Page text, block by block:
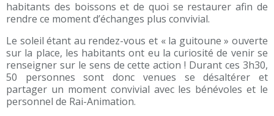
habitants des boissons et de quoi se restaurer afin de
rendre ce moment d’échanges plus convivial.
Le soleil étant au rendez-vous et « la guitoune » ouverte
sur la place, les habitants ont eu la curiosité de venir se
renseigner sur le sens de cette action ! Durant ces 3h30,
50 personnes sont donc venues se désaltérer et
partager un moment convivial avec les bénévoles et le
personnel de Rai-Animation.